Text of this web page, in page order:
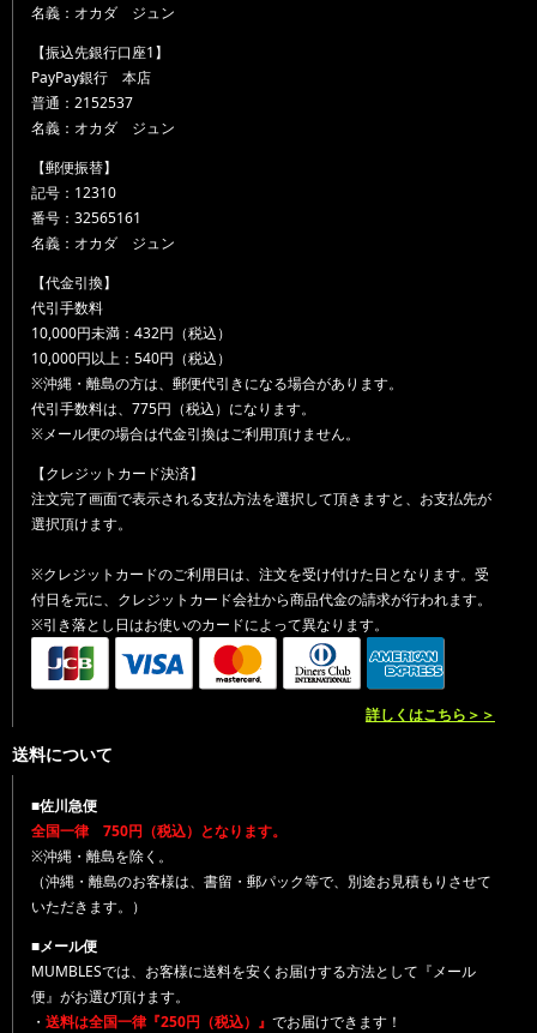
名義：オカダ ジュン
【振込先銀行口座1】
PayPay銀行 本店
普通：2152537
名義：オカダ ジュン
【郵便振替】
記号：12310
番号：32565161
名義：オカダ ジュン
【代金引換】
代引手数料
10,000円未満：432円（税込）
10,000円以上：540円（税込）
※沖縄・離島の方は、郵便代引きになる場合があります。
代引手数料は、775円（税込）になります。
※メール便の場合は代金引換はご利用頂けません。
【クレジットカード決済】
注文完了画面で表示される支払方法を選択して頂きますと、お支払先が
選択頂けます。
※クレジットカードのご利用日は、注文を受け付けた日となります。受
付日を元に、クレジットカード会社から商品代金の請求が行われます。
※引き落とし日はお使いのカードによって異なります。
詳しくはこちら＞＞
送料について
■佐川急便
全国一律 750円（税込）となります。
※沖縄・離島を除く。
（沖縄・離島のお客様は、書留・郵パック等で、別途お見積もりさせて
いただきます。）
■メール便
MUMBLESでは、お客様に送料を安くお届けする方法として『メール
便』がお選び頂けます。
・ 送料は全国一律『250円（税込）』 でお届けできます！